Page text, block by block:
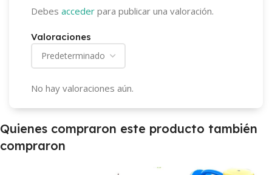
Valoraciones
No hay valoraciones aún.
Debes acceder para publicar una valoración.
Quienes compraron este producto también
compraron